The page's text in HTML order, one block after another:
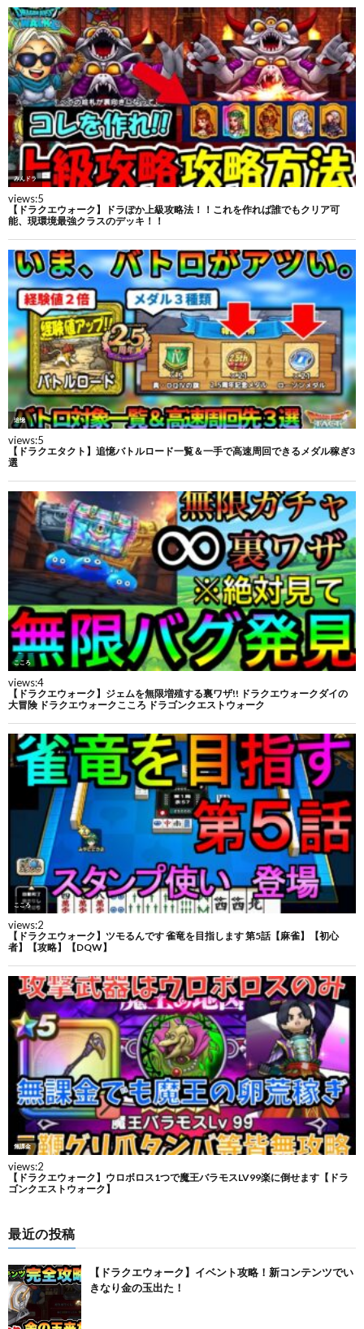
最近の投稿
【ドラクエウォーク】イベント攻略！新コンテンツでい
きなり金の玉出た！